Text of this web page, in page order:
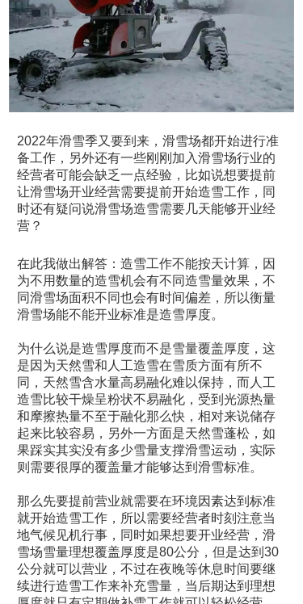
2022年滑雪季又要到来，滑雪场都开始进行准
备工作，另外还有一些刚刚加入滑雪场行业的
经营者可能会缺乏一点经验，比如说想要提前
让滑雪场开业经营需要提前开始造雪工作，同
时还有疑问说滑雪场造雪需要几天能够开业经
营？
在此我做出解答：造雪工作不能按天计算，因
为不用数量的造雪机会有不同造雪量效果，不
同滑雪场面积不同也会有时间偏差，所以衡量
滑雪场能不能开业标准是造雪厚度。
为什么说是造雪厚度而不是雪量覆盖厚度，这
是因为天然雪和人工造雪在雪质方面有所不
同，天然雪含水量高易融化难以保持，而人工
造雪比较干燥呈粉状不易融化，受到光源热量
和摩擦热量不至于融化那么快，相对来说储存
起来比较容易，另外一方面是天然雪蓬松，如
果踩实其实没有多少雪量支撑滑雪运动，实际
则需要很厚的覆盖量才能够达到滑雪标准。
那么先要提前营业就需要在环境因素达到标准
就开始造雪工作，所以需要经营者时刻注意当
地气候见机行事，同时如果想要开业经营，滑
雪场雪量理想覆盖厚度是80公分，但是达到30
公分就可以营业，不过在夜晚等休息时间要继
续进行造雪工作来补充雪量，当后期达到理想